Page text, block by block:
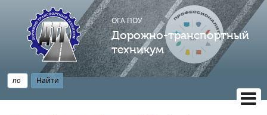
ОГА ПОУ
Дорожно-транспортный
техникум